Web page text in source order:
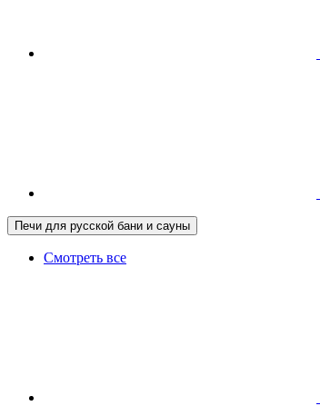
Печи для русской бани и сауны
Смотреть все